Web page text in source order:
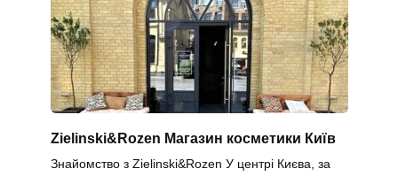
Zielinski&Rozen Магазин косметики Київ
Знайомство з Zielinski&Rozen У центрі Києва, за